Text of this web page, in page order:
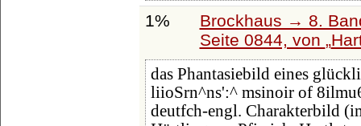
1%
Brockhaus → 8.
Seite 0844, von
das Phantasiebild eines
liioSrn^ns':^ msinoir of
deutfch-engl. Charakterbild